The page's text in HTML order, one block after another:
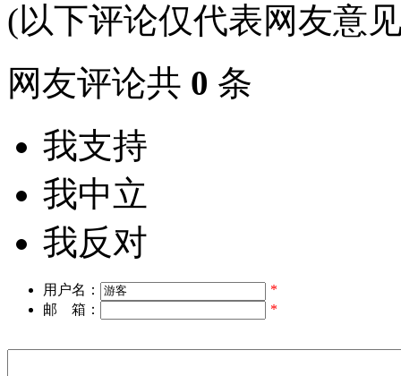
(以下评论仅代表网友意
网友评论共 0 条
我支持
我中立
我反对
用户名：
*
邮 箱：
*